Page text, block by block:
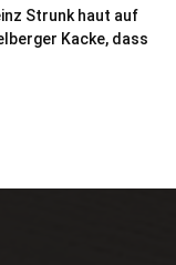
Strunk haut auf
Kacke, dass